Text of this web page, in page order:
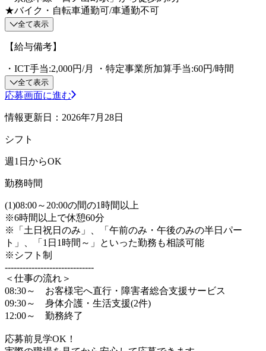
★バイク・自転車通勤可/車通勤不可
全て表示
【給与備考】
・ICT手当:2,000円/月 ・特定事業所加算手当:60円/時間
全て表示
応募画面に進む
情報更新日：2026年7月28日
シフト
週1日からOK
勤務時間
(1)08:00～20:00の間の1時間以上
※6時間以上で休憩60分
※「土日祝日のみ」、「午前のみ・午後のみの半日パー
ト」、「1日1時間～」といった勤務も相談可能
※シフト制
------------------------------
＜仕事の流れ＞
08:30～ お客様宅へ直行・障害者総合支援サービス
09:30～ 身体介護・生活支援(2件)
12:00～ 勤務終了
応募前見学OK！